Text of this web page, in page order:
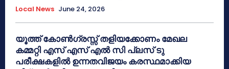
Local News June 24, 2026
യൂത്ത് കോൺഗ്രസ്സ് തളിയക്കോണം മേഖല
കമ്മറ്റി എസ് എസ് എൽ സി പ്ലസ് ടു
പരീക്ഷകളിൽ ഉന്നതവിജയം കരസ്ഥമാക്കിയ